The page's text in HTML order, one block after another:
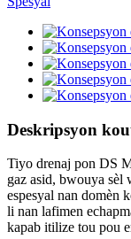
Deskripsyon
Tiyo drenaj pon DS
gaz asid, bwouya
espesyal nan domèn
li nan lafimen
kapab itilize tou pou